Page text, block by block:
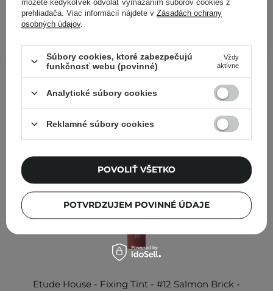
Kontrolovali aj ďalší zákazníci
Etude House - Fixing Tint - #12 Salmon Brick -
môžete kedykoľvek odvolať vymazaním súborov cookies z
prehliadača. Viac informácií nájdete v Zásadách ochrany
osobných údajov.
Súbory cookies, ktoré zabezpečujú
funkčnosť webu (povinné)
Vždy
aktívne
Analytické súbory cookies
Reklamné súbory cookies
POTVRDZUJEM POVINNÉ ÚDAJE
POVOLIŤ VŠETKO